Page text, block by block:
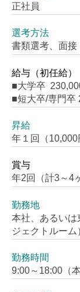
正社員
選考方法
書類選考、面
給与（初任給）
■大学卒
■短大卒/専門卒
昇給
年１回（10,000
賞与
年2回（計3～4
勤務地
本社、あるいは
ジェクトルーム
勤務時間
9:00～18:00（